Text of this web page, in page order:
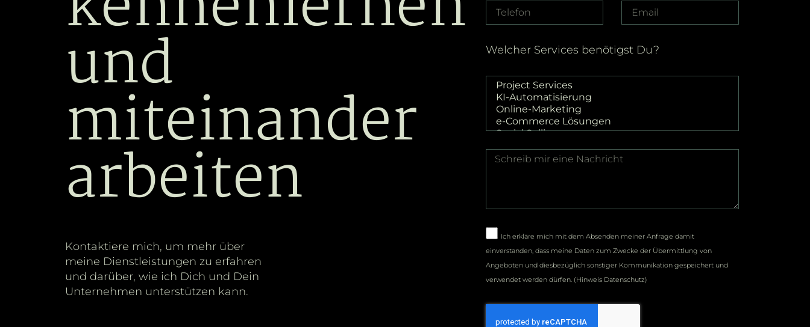
und
miteinander
arbeiten
Kontaktiere mich, um mehr über
meine Dienstleistungen zu erfahren
und darüber, wie ich Dich und Dein
Unternehmen unterstützen kann.
Welcher Services benötigst Du?
Ich erkläre mich mit dem Absenden meiner Anfrage damit
einverstanden, dass meine Daten zum Zwecke der Übermittlung von
Angeboten und diesbezüglich sonstiger Kommunikation gespeichert und
verwendet werden dürfen. (Hinweis Datenschutz)